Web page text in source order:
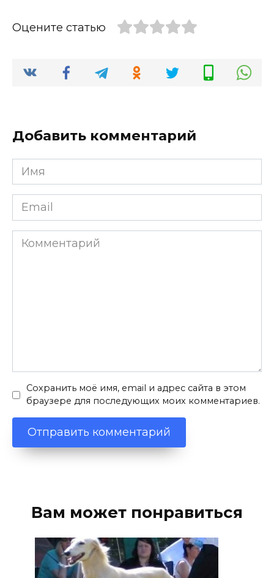
Оцените статью
Добавить комментарий
Имя
*
Email
*
Комментарий
Сохранить моё имя, email и адрес сайта в этом
браузере для последующих моих комментариев.
Вам может понравиться